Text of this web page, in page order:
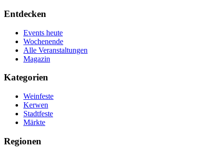
Entdecken
Events heute
Wochenende
Alle Veranstaltungen
Magazin
Kategorien
Weinfeste
Kerwen
Stadtfeste
Märkte
Regionen